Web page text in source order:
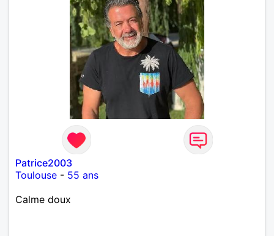
Patrice2003
Toulouse - 55 ans
Calme doux